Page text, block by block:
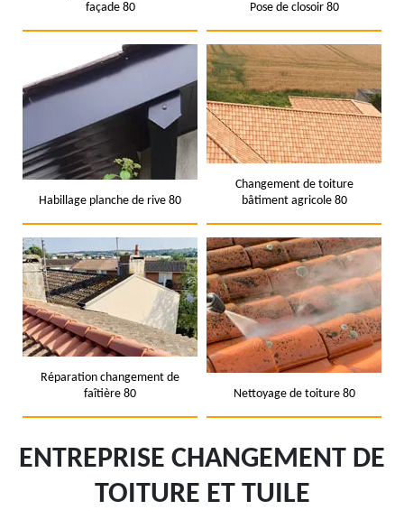
façade 80
Pose de closoir 80
Habillage planche de rive 80
Changement de toiture
bâtiment agricole 80
Réparation changement de
faîtière 80
Nettoyage de toiture 80
ENTREPRISE CHANGEMENT DE
TOITURE ET TUILE